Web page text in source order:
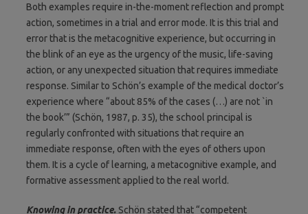
Both examples require in-the-moment reflection and prompt
action, sometimes in a trial and error mode. It is this trial and
error that is the metacognitive experience, but occurring in
the blink of an eye as the urgency of the music, life-saving
action, or any unexpected situation that requires immediate
response. Similar to Schön’s example of the medical doctor’s
experience where “about 85% of the cases (…) are not `in
the book’” (Schön, 1987, p. 35), the school principal is
regularly confronted with situations that require an
immediate response, often with the eyes of others upon
them. It is a cycle of learning, a metacognitive example, and
formative assessment applied to the real world.
Knowing in practice. Schön stated that “competent